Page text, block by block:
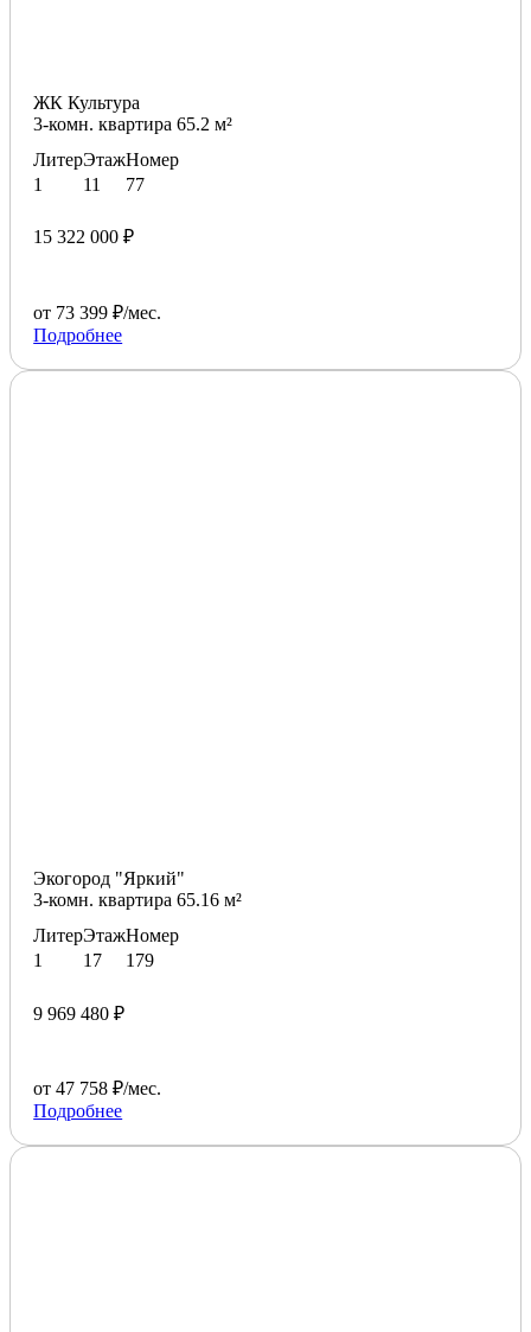
ЖК Культура
3-комн. квартира 65.2 м²
Литер
1
Этаж
11
Номер
77
15 322 000 ₽
от 73 399 ₽/мес.
Подробнее
Экогород "Яркий"
3-комн. квартира 65.16 м²
Литер
1
Этаж
17
Номер
179
9 969 480 ₽
от 47 758 ₽/мес.
Подробнее